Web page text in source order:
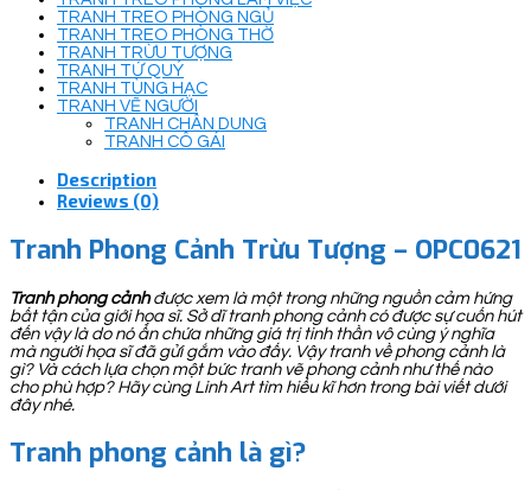
TRANH TREO PHÒNG NGỦ
TRANH TREO PHÒNG THỜ
TRANH TRỪU TƯỢNG
TRANH TỨ QUÝ
TRANH TÙNG HẠC
TRANH VẼ NGƯỜI
TRANH CHÂN DUNG
TRANH CÔ GÁI
Description
Reviews (0)
Tranh Phong Cảnh Trừu Tượng – OPC0621
Tranh phong cảnhđược xem là một trong những nguồn cảm hứng
bất tận của giới họa sĩ. Sở dĩ tranh phong cảnh có được sự cuốn hút
đến vậy là do nó ẩn chứa những giá trị tinh thần vô cùng ý nghĩa
mà người họa sĩ đã gửi gắm vào đấy. Vậy tranh về phong cảnh là
gì? Và cách lựa chọn một bức tranh vẽ phong cảnh như thế nào
cho phù hợp? Hãy cùng Linh Art tìm hiểu kĩ hơn trong bài viết dưới
đây nhé.
Tranh phong cảnh là gì?